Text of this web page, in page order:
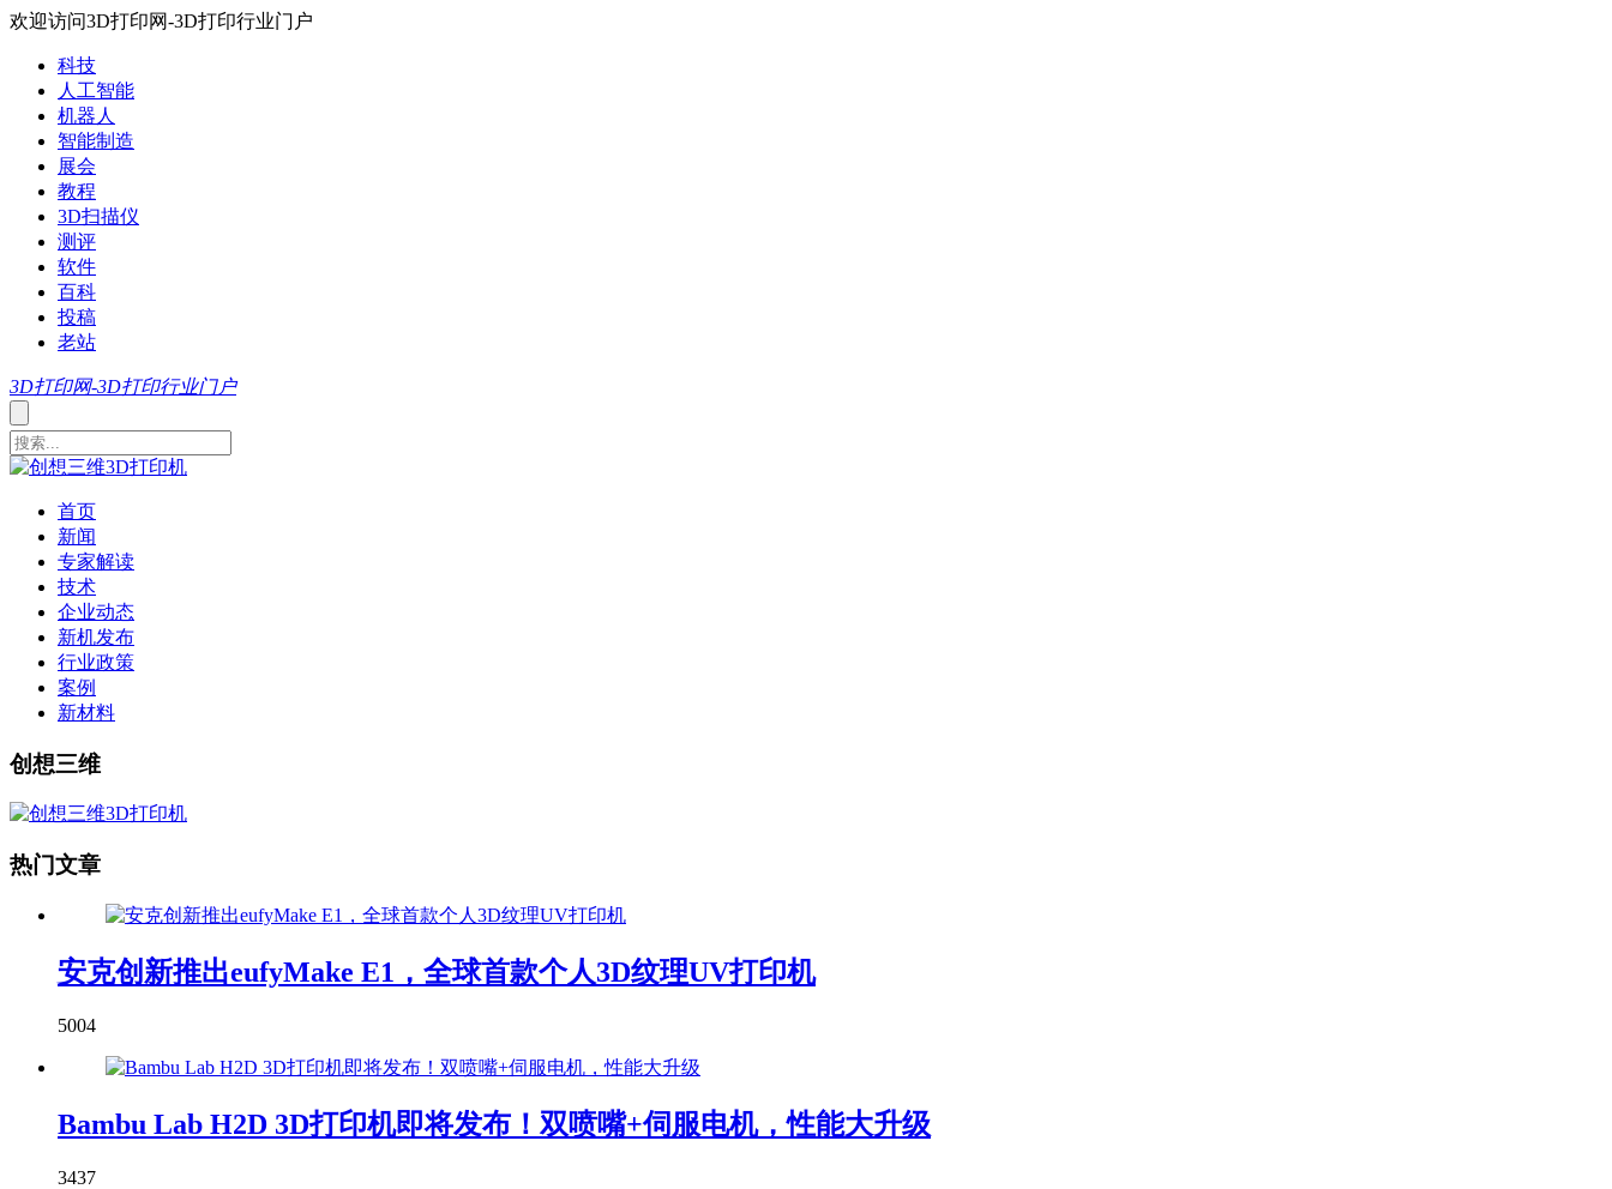
欢迎访问3D打印网-3D打印行业门户
科技
人工智能
机器人
智能制造
展会
教程
3D扫描仪
测评
软件
百科
投稿
老站
3D打印网-3D打印行业门户
首页
新闻
专家解读
技术
企业动态
新机发布
行业政策
案例
新材料
创想三维
热门文章
安克创新推出eufyMake E1，全球首款个人3D纹理UV打印机
5004
Bambu Lab H2D 3D打印机即将发布！双喷嘴+伺服电机，性能大升级
3437